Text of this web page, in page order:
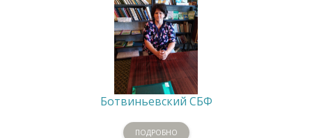
Ботвиньевский СБФ
ПОДРОБНО